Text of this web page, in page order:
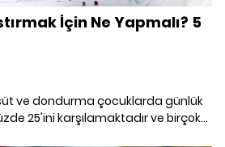
İçin Ne Yapmalı? 5
ve dondurma çocuklarda günlük
25'ini karşılamaktadır ve birçok